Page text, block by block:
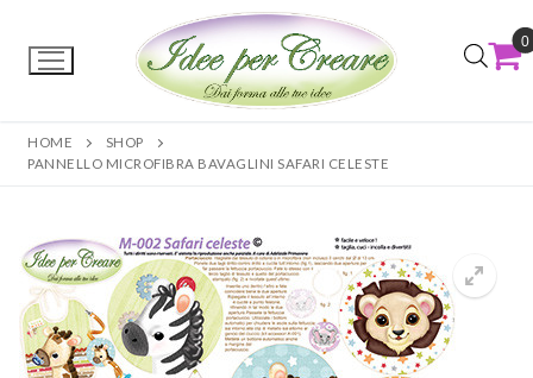
0
HOME
SHOP
PANNELLO MICROFIBRA BAVAGLINI SAFARI CELESTE